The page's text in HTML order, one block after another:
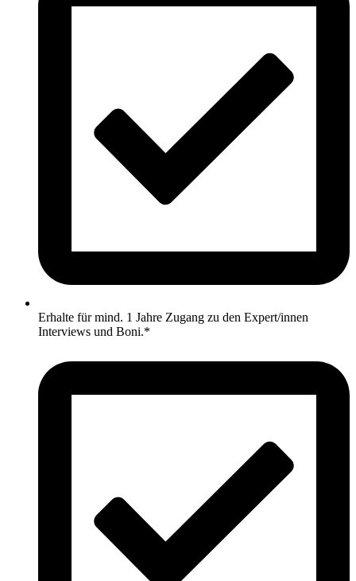
Erhalte für mind. 1 Jahre Zugang zu den Expert/innen
Interviews und Boni.*